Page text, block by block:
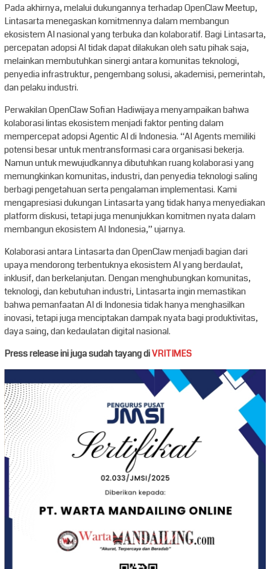
Pada akhirnya, melalui dukungannya terhadap OpenClaw Meetup,
Lintasarta menegaskan komitmennya dalam membangun
ekosistem AI nasional yang terbuka dan kolaboratif. Bagi Lintasarta,
percepatan adopsi AI tidak dapat dilakukan oleh satu pihak saja,
melainkan membutuhkan sinergi antara komunitas teknologi,
penyedia infrastruktur, pengembang solusi, akademisi, pemerintah,
dan pelaku industri.
Perwakilan OpenClaw Sofian Hadiwijaya menyampaikan bahwa
kolaborasi lintas ekosistem menjadi faktor penting dalam
mempercepat adopsi Agentic AI di Indonesia. “AI Agents memiliki
potensi besar untuk mentransformasi cara organisasi bekerja.
Namun untuk mewujudkannya dibutuhkan ruang kolaborasi yang
memungkinkan komunitas, industri, dan penyedia teknologi saling
berbagi pengetahuan serta pengalaman implementasi. Kami
mengapresiasi dukungan Lintasarta yang tidak hanya menyediakan
platform diskusi, tetapi juga menunjukkan komitmen nyata dalam
membangun ekosistem AI Indonesia,” ujarnya.
Kolaborasi antara Lintasarta dan OpenClaw menjadi bagian dari
upaya mendorong terbentuknya ekosistem AI yang berdaulat,
inklusif, dan berkelanjutan. Dengan menghubungkan komunitas,
teknologi, dan kebutuhan industri, Lintasarta ingin memastikan
bahwa pemanfaatan AI di Indonesia tidak hanya menghasilkan
inovasi, tetapi juga menciptakan dampak nyata bagi produktivitas,
daya saing, dan kedaulatan digital nasional.
Press release ini juga sudah tayang diVRITIMES